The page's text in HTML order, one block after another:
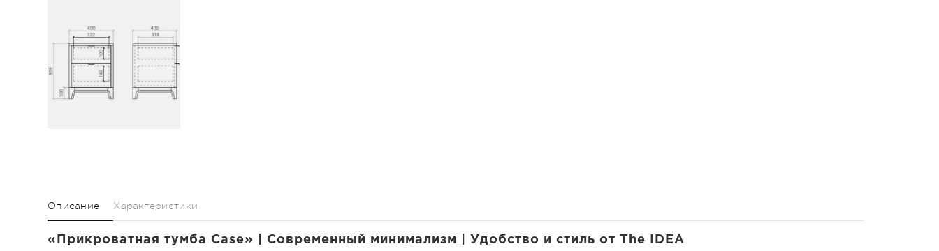
Описание Характеристики
«Прикроватная тумба Case» | Современный минимализм | Удобство и стиль от The IDEA